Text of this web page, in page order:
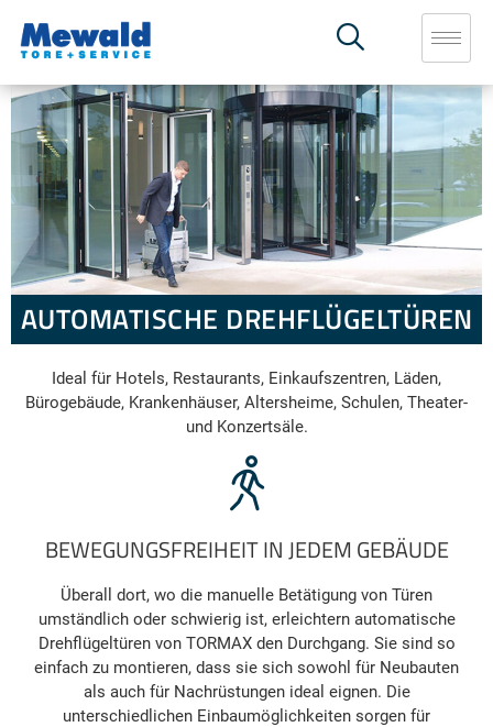
AUTOMATISCHE DREHFLÜGELTÜREN
Ideal für Hotels, Restaurants, Einkaufszentren, Läden,
Bürogebäude, Krankenhäuser, Altersheime, Schulen, Theater-
und Konzertsäle.
BEWEGUNGSFREIHEIT IN JEDEM GEBÄUDE
Überall dort, wo die manuelle Betätigung von Türen
umständlich oder schwierig ist, erleichtern automatische
Drehflügeltüren von TORMAX den Durchgang. Sie sind so
einfach zu montieren, dass sie sich sowohl für Neubauten
als auch für Nachrüstungen ideal eignen. Die
unterschiedlichen Einbaumöglichkeiten sorgen für